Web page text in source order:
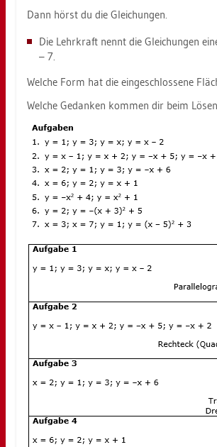
Dann hörst du die Glei­chun­gen.
Die Lehr­kraft nennt die Glei­chun­gen
– 7.
Wel­che Form hat die ein­ge­schlos­se­ne
Wel­che Ge­dan­ken kom­men dir beim